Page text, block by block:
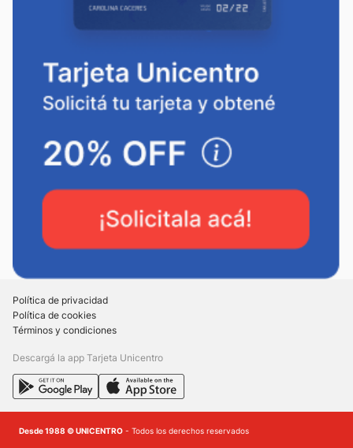
Política de privacidad
Política de cookies
Términos y condiciones
Descargá la app Tarjeta Unicentro
Desde 1988 © UNICENTRO - Todos los derechos reservados